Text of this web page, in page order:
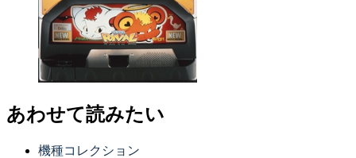
あわせて読みたい
機種コレクション